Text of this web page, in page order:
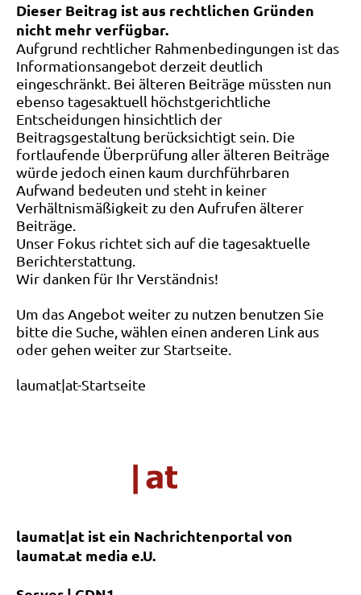
Dieser Beitrag ist aus rechtlichen Gründen
nicht mehr verfügbar.
Aufgrund rechtlicher Rahmenbedingungen ist das
Informationsangebot derzeit deutlich
eingeschränkt. Bei älteren Beiträge müssten nun
ebenso tagesaktuell höchstgerichtliche
Entscheidungen hinsichtlich der
Beitragsgestaltung berücksichtigt sein. Die
fortlaufende Überprüfung aller älteren Beiträge
würde jedoch einen kaum durchführbaren
Aufwand bedeuten und steht in keiner
Verhältnismäßigkeit zu den Aufrufen älterer
Beiträge.
Unser Fokus richtet sich auf die tagesaktuelle
Berichterstattung.
Wir danken für Ihr Verständnis!
Um das Angebot weiter zu nutzen benutzen Sie
bitte die Suche, wählen einen anderen Link aus
oder gehen weiter zur Startseite.
laumat|at-Startseite
laumat|at ist ein Nachrichtenportal von
laumat.at media e.U.